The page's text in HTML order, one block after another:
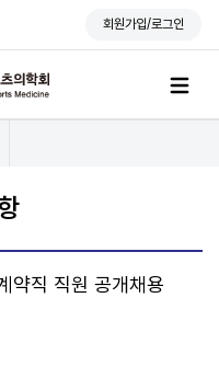
회원가입/로그인
약직 직원 공개채용